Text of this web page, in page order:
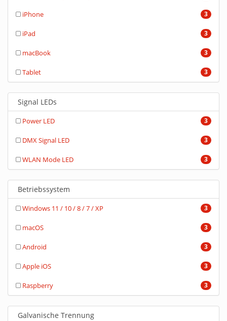
3
iPhone
3
iPad
3
macBook
3
Tablet
Signal LEDs
3
Power LED
3
DMX Signal LED
3
WLAN Mode LED
Betriebssystem
3
Windows 11 / 10 / 8 / 7 / XP
3
macOS
3
Android
3
Apple iOS
3
Raspberry
Galvanische Trennung